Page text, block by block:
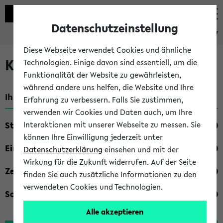
eKVV
Kombisuche im eKVV
Ihre Suchkriterien:
Studienfach
Einrichtung
Zeiten
Sonstiges
Datenschutzeinstellung
Diese Webseite verwendet Cookies und ähnliche
Technologien. Einige davon sind essentiell, um die
Funktionalität der Website zu gewährleisten,
während andere uns helfen, die Website und Ihre
Erfahrung zu verbessern. Falls Sie zustimmen,
verwenden wir Cookies und Daten auch, um Ihre
Interaktionen mit unserer Webseite zu messen. Sie
können Ihre Einwilligung jederzeit unter
Datenschutzerklärung einsehen und mit der
Wirkung für die Zukunft widerrufen. Auf der Seite
finden Sie auch zusätzliche Informationen zu den
verwendeten Cookies und Technologien.
Alle akzeptieren